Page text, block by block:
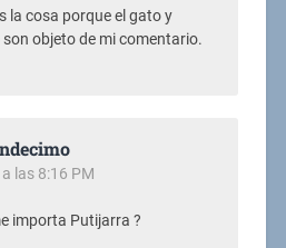
la cosa porque el gato y
son objeto de mi comentario.
las 8:16 PM
importa Putijarra ?